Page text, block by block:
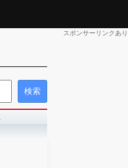
スポンサーリンクあり